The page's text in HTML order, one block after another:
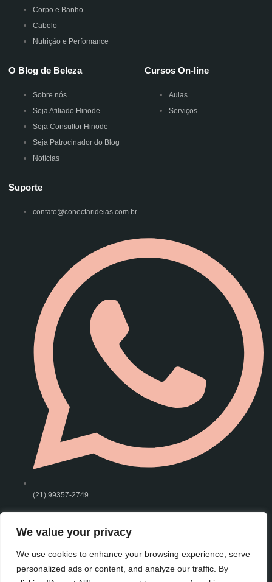
We value your privacy
We use cookies to enhance your browsing experience, serve
personalized ads or content, and analyze our traffic. By
Corpo e Banho
Cabelo
Nutrição e Perfomance
O Blog de Beleza
Sobre nós
Seja Afiliado Hinode
Seja Consultor Hinode
Seja Patrocinador do Blog
Notícias
Cursos On-line
Aulas
Serviços
Suporte
contato@conectarideias.com.br
(21) 99357-2749
Política de Privacidade